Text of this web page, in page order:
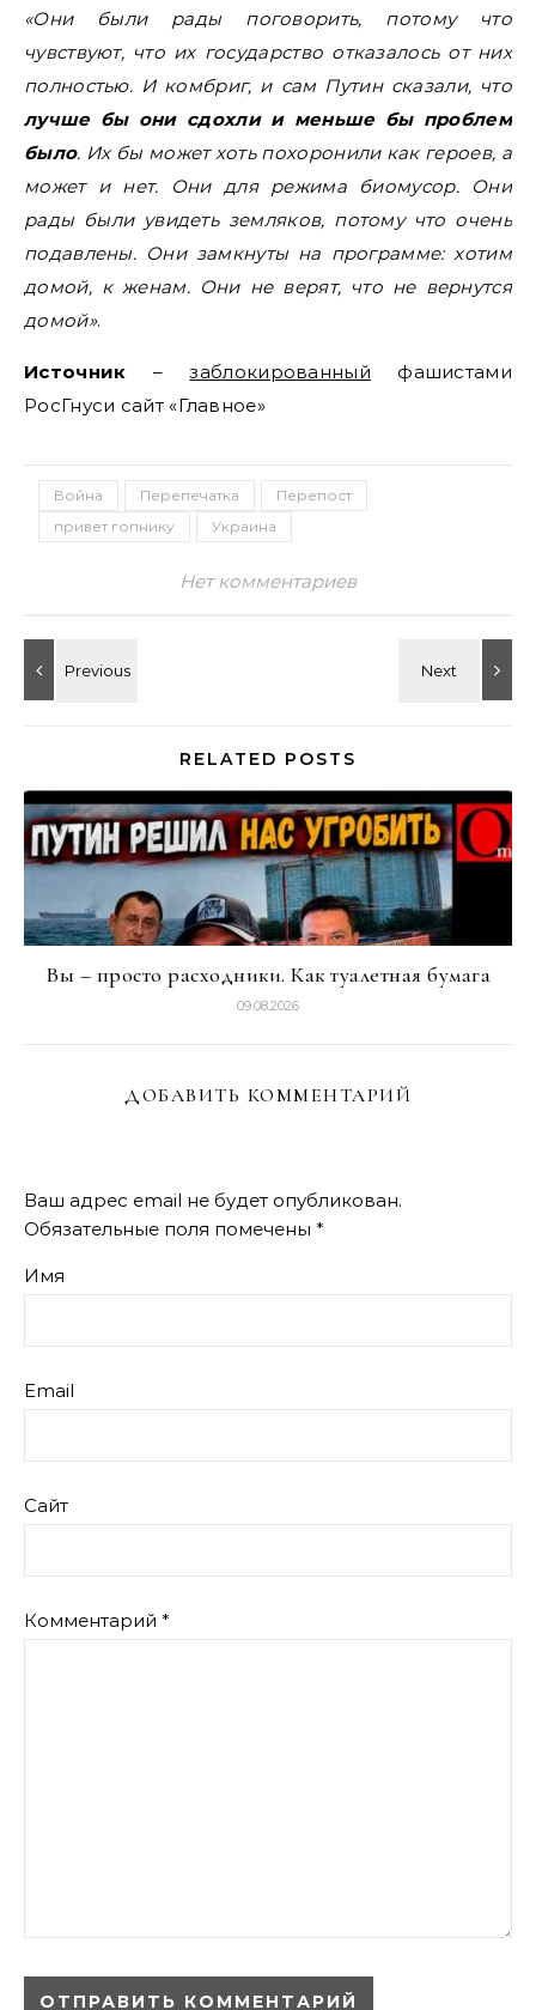
«Они были рады поговорить, потому что
чувствуют, что их государство отказалось от них
полностью. И комбриг, и сам Путин сказали, что
лучше бы они сдохли и меньше бы проблем
было. Их бы может хоть похоронили как героев, а
может и нет. Они для режима биомусор. Они
рады были увидеть земляков, потому что очень
подавлены. Они замкнуты на программе: хотим
домой, к женам. Они не верят, что не вернутся
домой».
Источник –заблокированный фашистами
РосГнуси сайт «Главное»
Война Перепечатка
Перепост
привет гопнику
Украина
Нет комментариев
RELATED POSTS
Вы – просто расходники. Как туалетная бумага
09.08.2026
ДОБАВИТЬ КОММЕНТАРИЙ
Ваш адрес email не будет опубликован.
Обязательные поля помечены *
Имя
Email
Сайт
Комментарий *